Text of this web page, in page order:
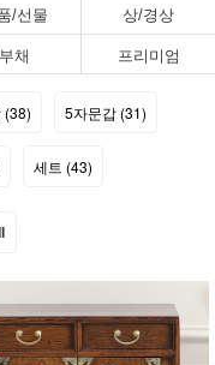
/선물 상/경상
부채 프리미엄
(38) 5자문갑 (31)
세트 (43)